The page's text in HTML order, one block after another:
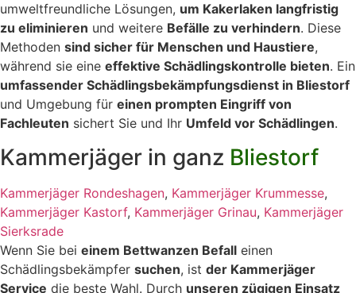
umweltfreundliche Lösungen, um Kakerlaken langfristig
zu eliminieren und weitere Befälle zu verhindern. Diese
Methoden sind sicher für Menschen und Haustiere,
während sie eine effektive Schädlingskontrolle bieten. Ein
umfassender Schädlingsbekämpfungsdienst in Bliestorf
und Umgebung für einen prompten Eingriff von
Fachleuten sichert Sie und Ihr Umfeld vor Schädlingen.
Kammerjäger in ganz Bliestorf
Kammerjäger Rondeshagen, Kammerjäger Krummesse,
Kammerjäger Kastorf, Kammerjäger Grinau, Kammerjäger
Sierksrade
Wenn Sie bei einem Bettwanzen Befall einen
Schädlingsbekämpfer suchen, ist der Kammerjäger
Service die beste Wahl. Durch unseren zügigen Einsatz